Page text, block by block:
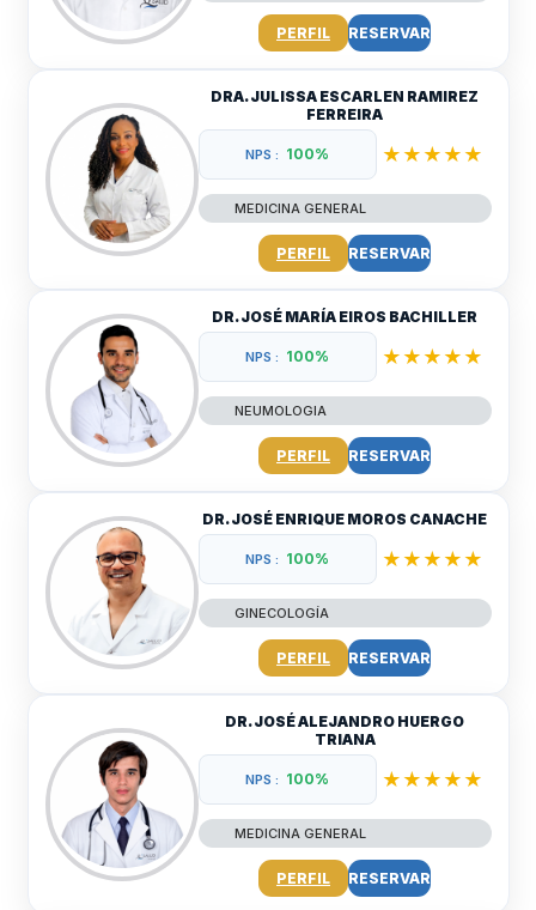
PERFIL RESERVAR
DRA. JULISSA ESCARLEN RAMIREZ
FERREIRA
NPS : 100% ★★★★★
MEDICINA GENERAL
PERFIL RESERVAR
DR. JOSÉ MARÍA EIROS BACHILLER
NPS : 100% ★★★★★
NEUMOLOGIA
PERFIL RESERVAR
DR. JOSÉ ENRIQUE MOROS CANACHE
NPS : 100% ★★★★★
GINECOLOGÍA
PERFIL RESERVAR
DR. JOSÉ ALEJANDRO HUERGO
TRIANA
NPS : 100% ★★★★★
MEDICINA GENERAL
PERFIL RESERVAR